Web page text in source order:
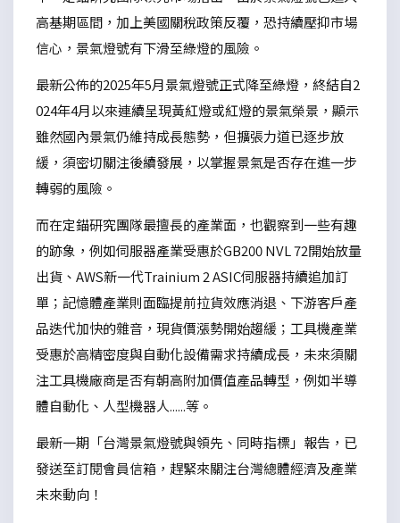
高基期區間，加上美國關稅政策反覆，恐持續壓抑市場
信心，景氣燈號有下滑至綠燈的風險。
最新公佈的2025年5月景氣燈號正式降至綠燈，終結自2
024年4月以來連續呈現黃紅燈或紅燈的景氣榮景，顯示
雖然國內景氣仍維持成長態勢，但擴張力道已逐步放
緩，須密切關注後續發展，以掌握景氣是否存在進一步
轉弱的風險。
而在定錨研究團隊最擅長的產業面，也觀察到一些有趣
的跡象，例如伺服器產業受惠於GB200 NVL 72開始放量
出貨、AWS新一代Trainium 2 ASIC伺服器持續追加訂
單；記憶體產業則面臨提前拉貨效應消退、下游客戶產
品迭代加快的雜音，現貨價漲勢開始趨緩；工具機產業
受惠於高精密度與自動化設備需求持續成長，未來須關
注工具機廠商是否有朝高附加價值產品轉型，例如半導
體自動化、人型機器人......等。
最新一期「台灣景氣燈號與領先、同時指標」報告，已
發送至訂閱會員信箱，趕緊來關注台灣總體經濟及產業
未來動向！